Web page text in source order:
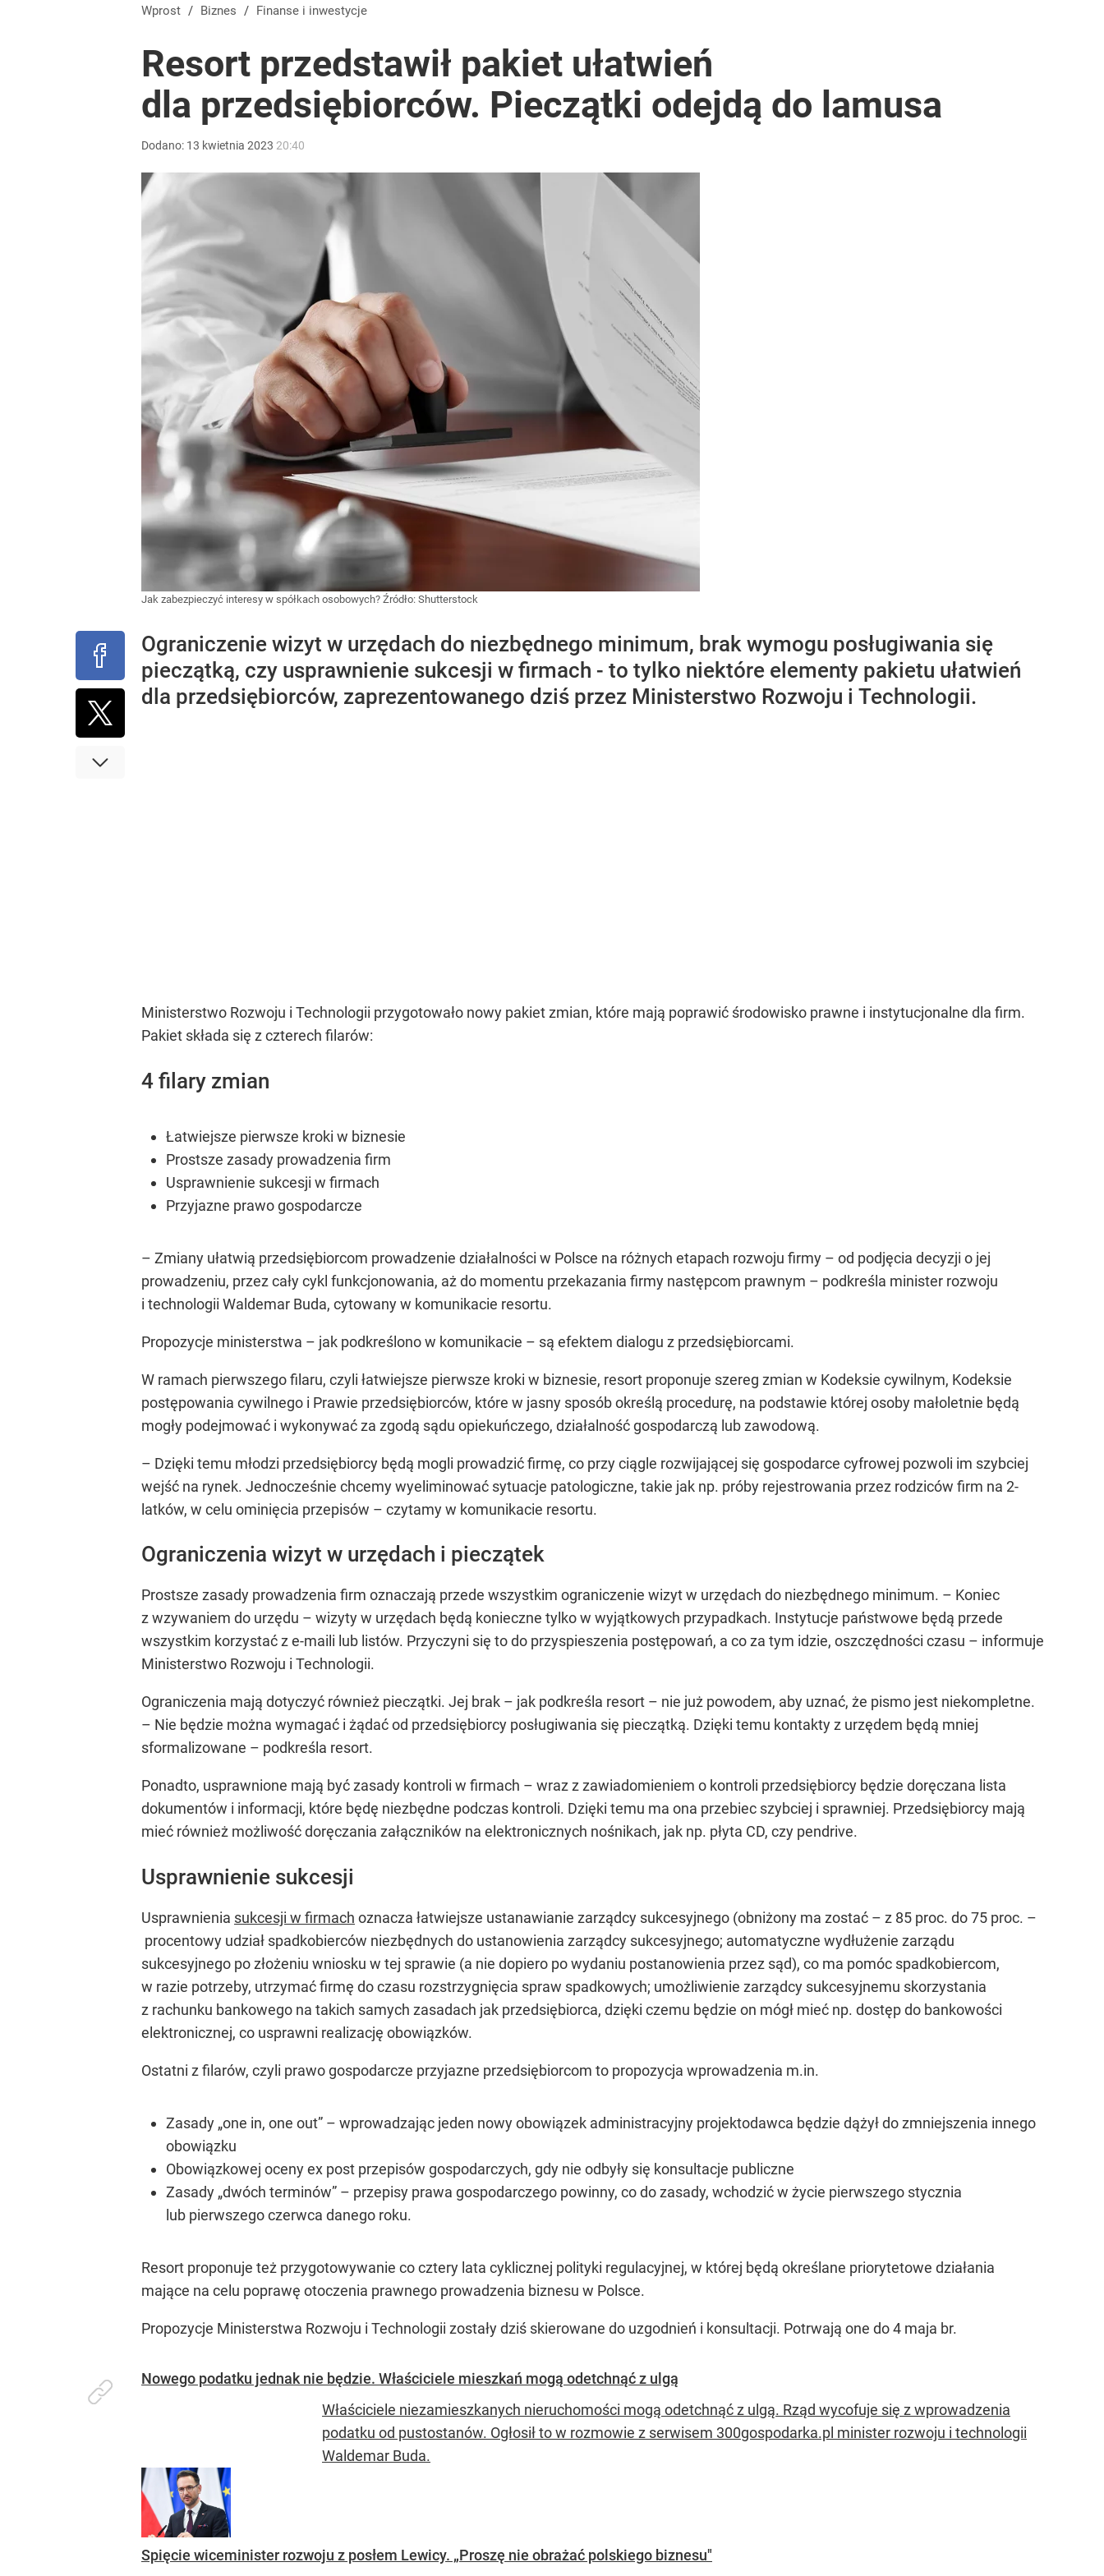
Wprost / Biznes / Finanse i inwestycje
Resort przedstawił pakiet ułatwień
dla przedsiębiorców. Pieczątki odejdą do lamusa
Dodano: 13 kwietnia 2023 20:40
Jak zabezpieczyć interesy w spółkach osobowych? Źródło: Shutterstock
Ograniczenie wizyt w urzędach do niezbędnego minimum, brak wymogu posługiwania się
pieczątką, czy usprawnienie sukcesji w firmach - to tylko niektóre elementy pakietu ułatwień
dla przedsiębiorców, zaprezentowanego dziś przez Ministerstwo Rozwoju i Technologii.
Ministerstwo Rozwoju i Technologii przygotowało nowy pakiet zmian, które mają poprawić środowisko prawne i instytucjonalne dla firm.
Pakiet składa się z czterech filarów:
4 filary zmian
Łatwiejsze pierwsze kroki w biznesie
Prostsze zasady prowadzenia firm
Usprawnienie sukcesji w firmach
Przyjazne prawo gospodarcze
– Zmiany ułatwią przedsiębiorcom prowadzenie działalności w Polsce na różnych etapach rozwoju firmy – od podjęcia decyzji o jej
prowadzeniu, przez cały cykl funkcjonowania, aż do momentu przekazania firmy następcom prawnym – podkreśla minister rozwoju
i technologii Waldemar Buda, cytowany w komunikacie resortu.
Propozycje ministerstwa – jak podkreślono w komunikacie – są efektem dialogu z przedsiębiorcami.
W ramach pierwszego filaru, czyli łatwiejsze pierwsze kroki w biznesie, resort proponuje szereg zmian w Kodeksie cywilnym, Kodeksie
postępowania cywilnego i Prawie przedsiębiorców, które w jasny sposób określą procedurę, na podstawie której osoby małoletnie będą
mogły podejmować i wykonywać za zgodą sądu opiekuńczego, działalność gospodarczą lub zawodową.
– Dzięki temu młodzi przedsiębiorcy będą mogli prowadzić firmę, co przy ciągle rozwijającej się gospodarce cyfrowej pozwoli im szybciej
wejść na rynek. Jednocześnie chcemy wyeliminować sytuacje patologiczne, takie jak np. próby rejestrowania przez rodziców firm na 2-
latków, w celu ominięcia przepisów – czytamy w komunikacie resortu.
Ograniczenia wizyt w urzędach i pieczątek
Prostsze zasady prowadzenia firm oznaczają przede wszystkim ograniczenie wizyt w urzędach do niezbędnego minimum. – Koniec
z wzywaniem do urzędu – wizyty w urzędach będą konieczne tylko w wyjątkowych przypadkach. Instytucje państwowe będą przede
wszystkim korzystać z e-maili lub listów. Przyczyni się to do przyspieszenia postępowań, a co za tym idzie, oszczędności czasu – informuje
Ministerstwo Rozwoju i Technologii.
Ograniczenia mają dotyczyć również pieczątki. Jej brak – jak podkreśla resort – nie już powodem, aby uznać, że pismo jest niekompletne.
– Nie będzie można wymagać i żądać od przedsiębiorcy posługiwania się pieczątką. Dzięki temu kontakty z urzędem będą mniej
sformalizowane – podkreśla resort.
Ponadto, usprawnione mają być zasady kontroli w firmach – wraz z zawiadomieniem o kontroli przedsiębiorcy będzie doręczana lista
dokumentów i informacji, które będę niezbędne podczas kontroli. Dzięki temu ma ona przebiec szybciej i sprawniej. Przedsiębiorcy mają
mieć również możliwość doręczania załączników na elektronicznych nośnikach, jak np. płyta CD, czy pendrive.
Usprawnienie sukcesji
Usprawnienia sukcesji w firmach oznacza łatwiejsze ustanawianie zarządcy sukcesyjnego (obniżony ma zostać – z 85 proc. do 75 proc. –
procentowy udział spadkobierców niezbędnych do ustanowienia zarządcy sukcesyjnego; automatyczne wydłużenie zarządu
sukcesyjnego po złożeniu wniosku w tej sprawie (a nie dopiero po wydaniu postanowienia przez sąd), co ma pomóc spadkobiercom,
w razie potrzeby, utrzymać firmę do czasu rozstrzygnięcia spraw spadkowych; umożliwienie zarządcy sukcesyjnemu skorzystania
z rachunku bankowego na takich samych zasadach jak przedsiębiorca, dzięki czemu będzie on mógł mieć np. dostęp do bankowości
elektronicznej, co usprawni realizację obowiązków.
Ostatni z filarów, czyli prawo gospodarcze przyjazne przedsiębiorcom to propozycja wprowadzenia m.in.
Zasady „one in, one out” – wprowadzając jeden nowy obowiązek administracyjny projektodawca będzie dążył do zmniejszenia innego
obowiązku
Obowiązkowej oceny ex post przepisów gospodarczych, gdy nie odbyły się konsultacje publiczne
Zasady „dwóch terminów” – przepisy prawa gospodarczego powinny, co do zasady, wchodzić w życie pierwszego stycznia
lub pierwszego czerwca danego roku.
Resort proponuje też przygotowywanie co cztery lata cyklicznej polityki regulacyjnej, w której będą określane priorytetowe działania
mające na celu poprawę otoczenia prawnego prowadzenia biznesu w Polsce.
Propozycje Ministerstwa Rozwoju i Technologii zostały dziś skierowane do uzgodnień i konsultacji. Potrwają one do 4 maja br.
Nowego podatku jednak nie będzie. Właściciele mieszkań mogą odetchnąć z ulgą
Właściciele niezamieszkanych nieruchomości mogą odetchnąć z ulgą. Rząd wycofuje się z wprowadzenia
podatku od pustostanów. Ogłosił to w rozmowie z serwisem 300gospodarka.pl minister rozwoju i technologii
Waldemar Buda.
Spięcie wiceminister rozwoju z posłem Lewicy. „Proszę nie obrażać polskiego biznesu"